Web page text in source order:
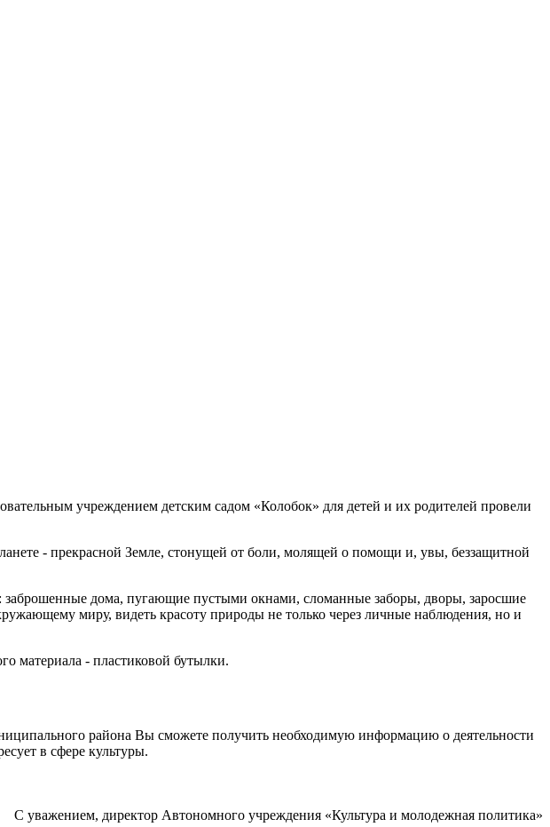
учреждением детским садом «Колобок» для детей и их родителей провели
- прекрасной Земле, стонущей от боли, молящей о помощи и, увы, беззащитной
заброшенные дома, пугающие пустыми окнами, сломанные заборы, дворы, заросшие
миру, видеть красоту природы не только через личные наблюдения, но и
материала - пластиковой бутылки.
района Вы сможете получить необходимую информацию о деятельности
в сфере культуры.
С уважением, директор Автономного учреждения «Культура и молодежная политика»